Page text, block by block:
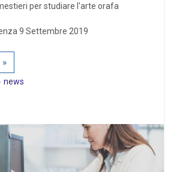
per studiare l'arte orafa
9 Settembre 2019
news